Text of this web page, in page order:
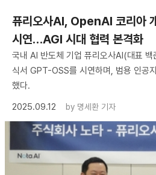
퓨리오사AI, OpenAI 코리아
시연…AGI 시대 협력 본격화
국내 AI 반도체 기업 퓨리오사AI(대표
식서 GPT-OSS를 시연하며, 범용 인공
했다.
2025.09.12
by 명세환 기자